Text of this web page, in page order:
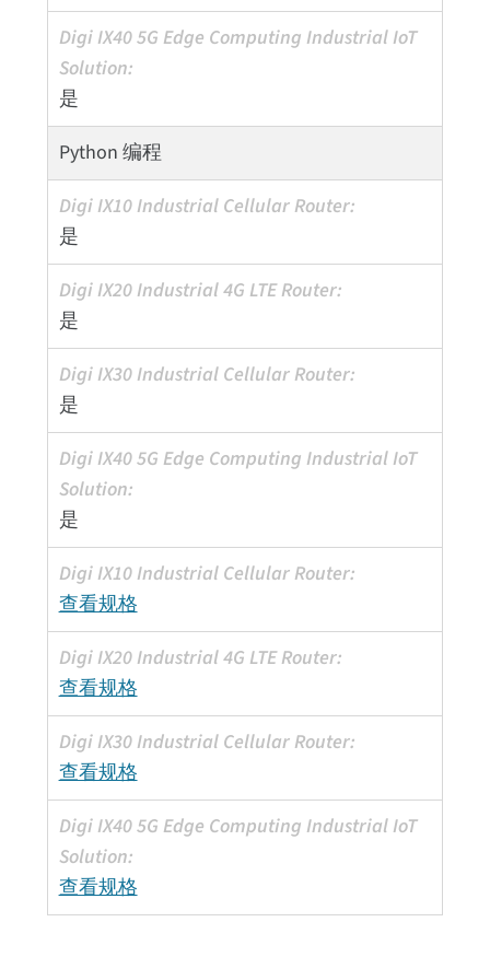
是
Python 编程
是
是
是
是
查看规格
查看规格
查看规格
查看规格